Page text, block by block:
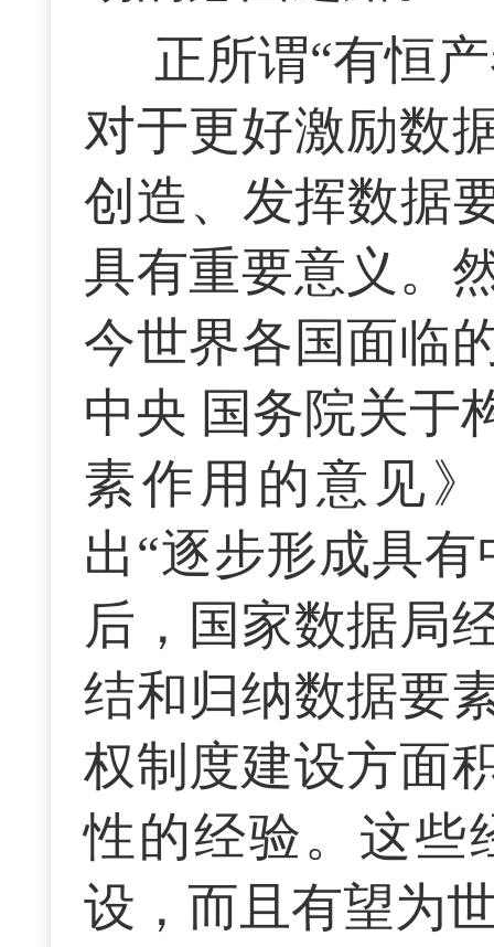
正所谓“有恒
对于更好激励数
创造、发挥数据
具有重要意义。
今世界各国面临
中央 国务院关于
素作用的意见
出“逐步形成具
后，国家数据局
结和归纳数据要
权制度建设方面
性的经验。这些
设，而且有望为